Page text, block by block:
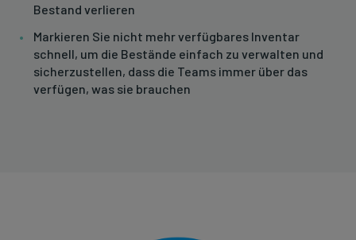
Bestand verlieren
Markieren Sie nicht mehr verfügbares Inventar
schnell, um die Bestände einfach zu verwalten und
sicherzustellen, dass die Teams immer über das
verfügen, was sie brauchen